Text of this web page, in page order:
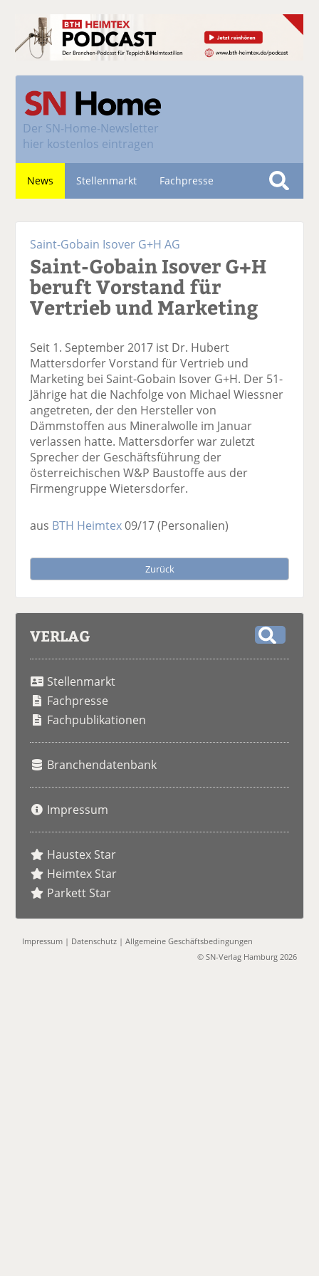
Der SN-Home-Newsletter
hier kostenlos eintragen
News Stellenmarkt Fachpresse
S
e
Saint-Gobain Isover G+H AG
Saint-Gobain Isover G+H
beruft Vorstand für
Vertrieb und Marketing
Seit 1. September 2017 ist Dr. Hubert
Mattersdorfer Vorstand für Vertrieb und
Marketing bei Saint-Gobain Isover G+H. Der 51-
Jährige hat die Nachfolge von Michael Wiessner
angetreten, der den Hersteller von
Dämmstoffen aus Mineralwolle im Januar
verlassen hatte. Mattersdorfer war zuletzt
Sprecher der Geschäftsführung der
österreichischen W&P Baustoffe aus der
Firmengruppe Wietersdorfer.
aus BTH Heimtex09/17(Personalien)
Zurück
VERLAG
Stellenmarkt
Fachpresse
Fachpublikationen
Branchendatenbank
Impressum
Haustex Star
Heimtex Star
Parkett Star
Impressum | Datenschutz |Allgemeine Geschäftsbedingungen
© SN-Verlag Hamburg 2026